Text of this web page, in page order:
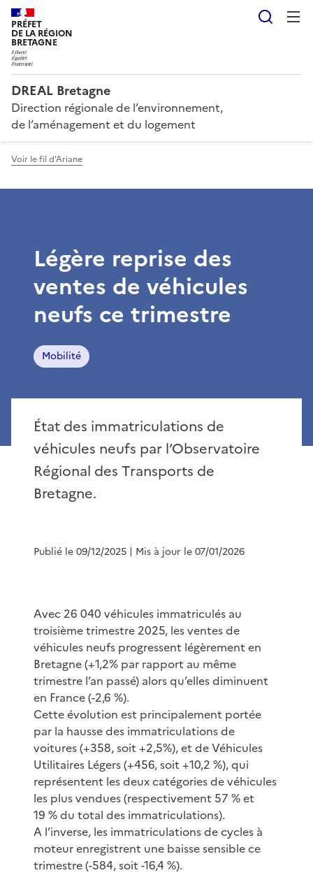
PRÉFET
DE LA RÉGION
BRETAGNE
DREAL Bretagne
Direction régionale de l’environnement,
de l’aménagement et du logement
Voir le fil d'Ariane
Légère reprise des
ventes de véhicules
neufs ce trimestre
Mobilité
État des immatriculations de
véhicules neufs par l’Observatoire
Régional des Transports de
Bretagne.
Publié le 09/12/2025 | Mis à jour le 07/01/2026
Avec 26 040 véhicules immatriculés au
troisième trimestre 2025, les ventes de
véhicules neufs progressent légèrement en
Bretagne (+1,2% par rapport au même
trimestre l’an passé) alors qu’elles diminuent
en France (-2,6 %).
Cette évolution est principalement portée
par la hausse des immatriculations de
voitures (+358, soit +2,5%), et de Véhicules
Utilitaires Légers (+456, soit +10,2 %), qui
représentent les deux catégories de véhicules
les plus vendues (respectivement 57 % et
19 % du total des immatriculations).
A l’inverse, les immatriculations de cycles à
moteur enregistrent une baisse sensible ce
trimestre (-584, soit -16,4 %).